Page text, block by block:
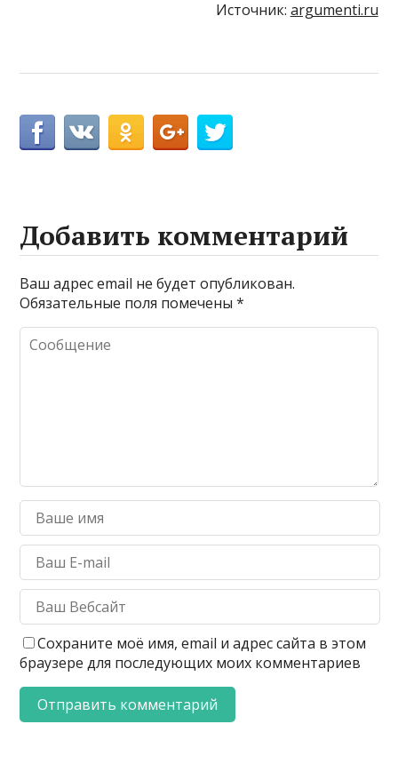
Источник: argumenti.ru
Добавить комментарий
Ваш адрес email не будет опубликован.
Обязательные поля помечены*
Сохраните моё имя, email и адрес сайта в этом
браузере для последующих моих комментариев